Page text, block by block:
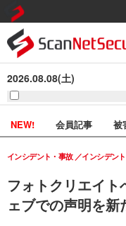
2026.08.08(土)
NEW! 会員記事 被
フォトクリエイ
ェブでの声明を
インシデント・事故 インシデン